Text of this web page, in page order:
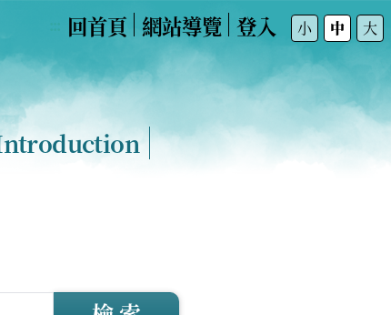
回首頁 網站導覽 登入 小 中 大